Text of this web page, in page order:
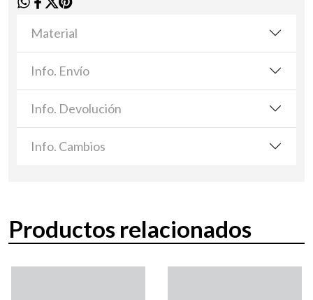
Material
Info. Envío
Info. Devolución
Info. Cambios
Productos relacionados